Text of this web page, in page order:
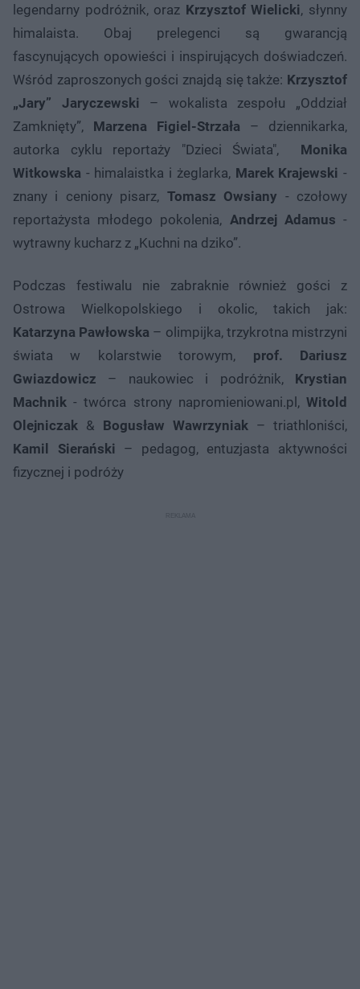
legendarny podróżnik, oraz Krzysztof Wielicki, słynny
himalaista. Obaj prelegenci są gwarancją
fascynujących opowieści i inspirujących doświadczeń.
Wśród zaproszonych gości znajdą się także: Krzysztof
„Jary” Jaryczewski – wokalista zespołu „Oddział
Zamknięty”, Marzena Figiel-Strzała – dziennikarka,
autorka cyklu reportaży "Dzieci Świata", Monika
Witkowska - himalaistka i żeglarka, Marek Krajewski -
znany i ceniony pisarz, Tomasz Owsiany - czołowy
reportażysta młodego pokolenia, Andrzej Adamus -
wytrawny kucharz z „Kuchni na dziko”.
Podczas festiwalu nie zabraknie również gości z
Ostrowa Wielkopolskiego i okolic, takich jak:
Katarzyna Pawłowska – olimpijka, trzykrotna mistrzyni
świata w kolarstwie torowym, prof. Dariusz
Gwiazdowicz – naukowiec i podróżnik, Krystian
Machnik - twórca strony napromieniowani.pl, Witold
Olejniczak & Bogusław Wawrzyniak – triathloniści,
Kamil Sierański – pedagog, entuzjasta aktywności
fizycznej i podróży